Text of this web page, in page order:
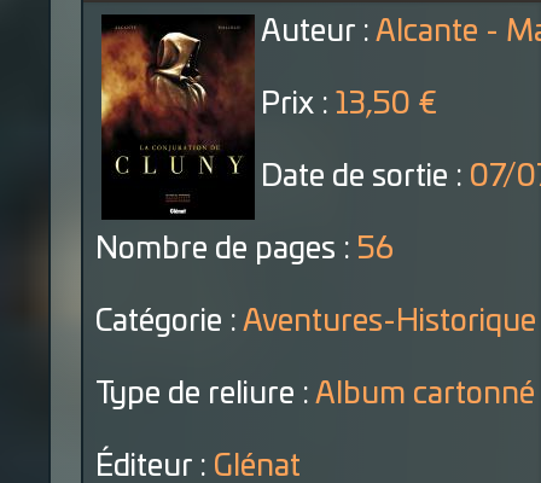
Auteur : Alcante -
Prix : 13,50 €
Date de sortie : 07/
Nombre de pages : 56
Catégorie : Aventures-Historique
Type de reliure : Album cartonné
Éditeur : Glénat